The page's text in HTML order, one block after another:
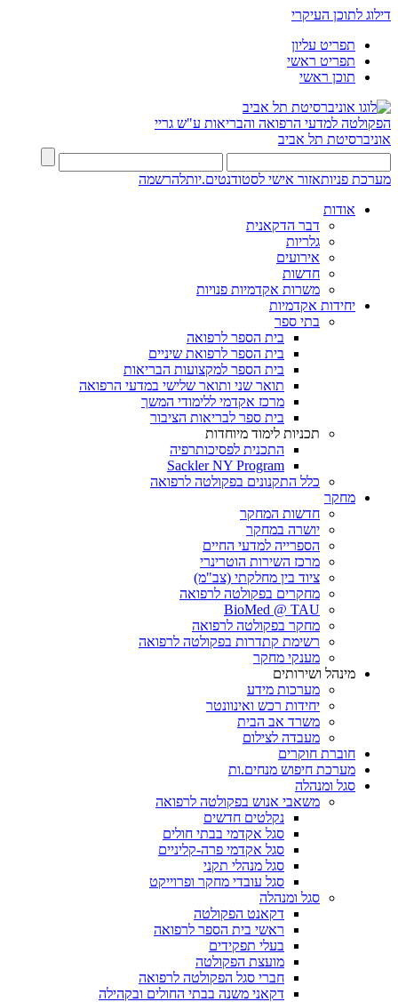
דילוג לתוכן העיקרי
תפריט עליון
תפריט ראשי
תוכן ראשי
הפקולטה למדעי הרפואה והבריאות ע"ש גריי
אוניברסיטת תל אביב
מערכת פניותאזור אישי לסטודנטים.יותלהרשמה
אודות
דבר הדקאנית
גלריות
אירועים
חדשות
משרות אקדמיות פנויות
יחידות אקדמיות
בתי ספר
בית הספר לרפואה
בית הספר לרפואת שיניים
בית הספר למקצועות הבריאות
תואר שני ותואר שלישי במדעי הרפואה
מרכז אקדמי ללימודי המשך
בית ספר לבריאות הציבור
תכניות לימוד מיוחדות
התכנית לפסיכותרפיה
Sackler NY Program
כלל התקנונים בפקולטה לרפואה
מחקר
חדשות המחקר
יושרה במחקר
הספרייה למדעי החיים
מרכז השירות הוטרינרי
ציוד בין מחלקתי (צב"מ)
מחקרים בפקולטה לרפואה
BioMed @ TAU
מחקר בפקולטה לרפואה
רשימת קתדרות בפקולטה לרפואה
מענקי מחקר
מינהל ושירותים
מערכות מידע
יחידות רכש ואינוונטר
משרד אב הבית
מעבדה לצילום
חוברת חוקרים
מערכת חיפוש מנחים.ות
סגל ומנהלה
משאבי אנוש בפקולטה לרפואה
נקלטים חדשים
סגל אקדמי בבתי חולים
סגל אקדמי פרה-קליניים
סגל מנהלי תקני
סגל עובדי מחקר ופרוייקט
סגל ומנהלה
דקאנט הפקולטה
ראשי בית הספר לרפואה
בעלי תפקידים
מועצת הפקולטה
חברי סגל הפקולטה לרפואה
דקאני משנה בבתי החולים ובקהילה